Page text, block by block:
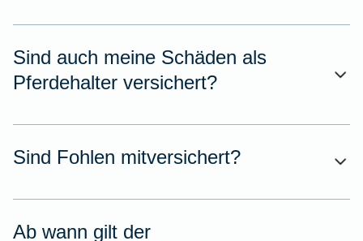
Sind auch meine Schäden als
Pferdehalter versichert?
Sind Fohlen mitversichert?
Ab wann gilt der